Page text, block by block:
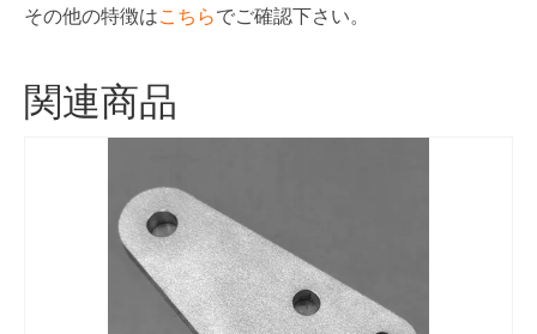
その他の特徴はこちらでご確認下さい。
関連商品